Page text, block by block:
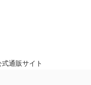
通販サイト